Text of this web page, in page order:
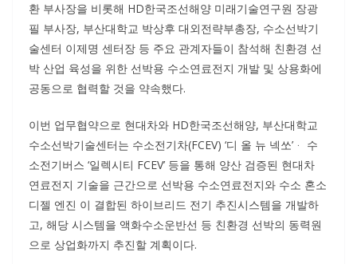
환 부사장을 비롯해 HD한국조선해양 미래기술연구원 장광
필 부사장, 부산대학교 박상후 대외전략부총장, 수소선박기
술센터 이제명 센터장 등 주요 관계자들이 참석해 친환경 선
박 산업 육성을 위한 선박용 수소연료전지 개발 및 상용화에
공동으로 협력할 것을 약속했다.
이번 업무협약으로 현대차와 HD한국조선해양, 부산대학교
수소선박기술센터는 수소전기차(FCEV) ‘디 올 뉴 넥쏘’ᆞ 수
소전기버스 ‘일렉시티 FCEV’ 등을 통해 양산 검증된 현대차
연료전지 기술을 근간으로 선박용 수소연료전지와 수소 혼소
디젤 엔진 이 결합된 하이브리드 전기 추진시스템을 개발하
고, 해당 시스템을 액화수소운반선 등 친환경 선박의 동력원
으로 상업화까지 추진할 계획이다.